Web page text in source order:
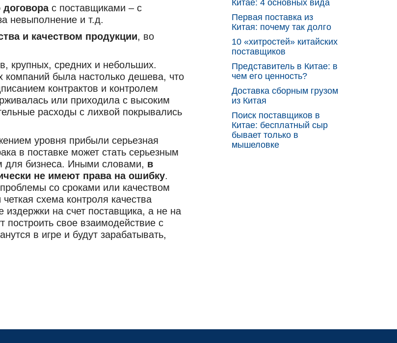
договорас поставщиками – с
невыполнение и т.д.
и качеством продукции, во
крупных, средних и небольших.
компаний была настолько дешева, что
контрактов и контролем
или приходила с высоким
расходы с лихвой покрывались
уровня прибыли серьезная
в поставке может стать серьезным
для бизнеса. Иными словами, в
не имеют права на ошибку.
со сроками или качеством
схема контроля качества
издержки на счет поставщика, а не на
построить свое взаимодействие с
в игре и будут зарабатывать,
Китае: 4 основных вида
Первая поставка из
Китая: почему так долго
10 «хитростей» китайских
поставщиков
Представитель в Китае: в
чем его ценность?
Доставка сборным грузом
из Китая
Поиск поставщиков в
Китае: бесплатный сыр
бывает только в
мышеловке